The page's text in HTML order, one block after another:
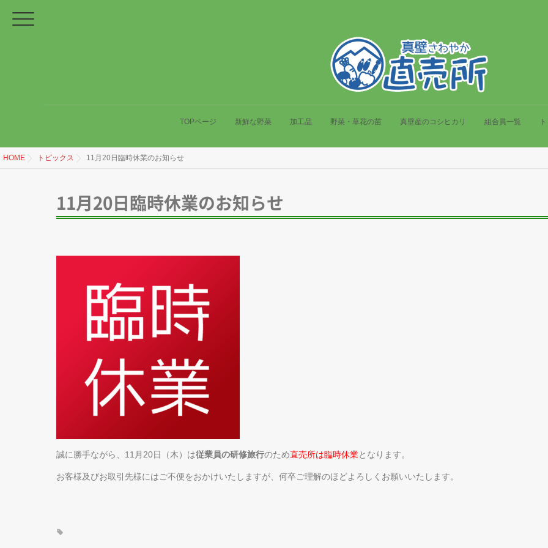
TOPページ 新鮮な野菜 加工品 野菜・草花の苗 真壁産のコシヒカリ 組合員一覧
HOME トピックス 11月20日臨時休業のお知らせ
11月20日臨時休業のお知らせ
誠に勝手ながら、11月20日（木）は従業員の研修旅行のため直売所は臨時休業となります。
お客様及びお取引先様にはご不便をおかけいたしますが、何卒ご理解のほどよろしくお願いいたします。